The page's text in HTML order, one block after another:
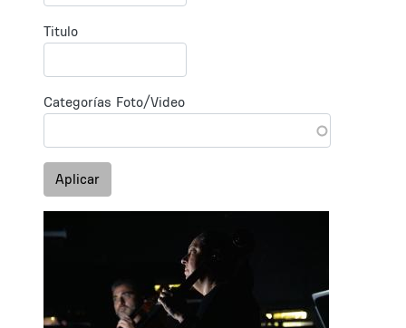
Titulo
Categorías Foto/Video
Aplicar